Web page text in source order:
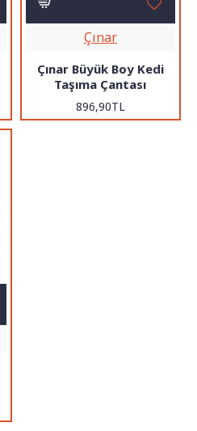
Çınar
Çınar Büyük Boy Kedi
Taşıma Çantası
896,90TL